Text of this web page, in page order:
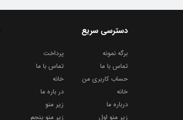
دسترسی سریع
برگه نمونه
پرداخت
تماس با ما
تماس با ما
حساب کاربری من
خانه
خانه
در باره ما
درباره ما
زیر منو
زیر منو اول
زیر منو پنجم